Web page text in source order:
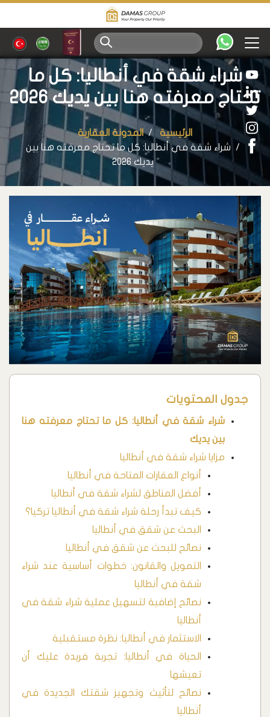
شراء شقة في أنطاليا: كل ما
تحتاج معرفته هنا بين يديك 2026
الرئيسية
المدونة العقارية
شراء شقة في أنطاليا: كل ما تحتاج معرفته هنا بين
يديك 2026
جدول المحتويات
شراء شقة في أنطاليا: كل ما تحتاج معرفته هنا
بين يديك
مزايا شراء شقة في أنطاليا
أنواع العقارات المتاحة في أنطاليا
أفضل المناطق لشراء شقة في أنطاليا
كيف تبدأ رحلة شراء شقة في أنطاليا تركيا؟
البحث عن شقق في أنطاليا
نصائح للبحث عن شقق في أنطاليا
التمويل والقانون: خطوات أساسية عند شراء
شقة في أنطاليا
نصائح إضافية لتسهيل عملية شراء شقة في
أنطاليا
الاستثمار في أنطاليا: نظرة مستقبلية
الحياة في أنطاليا: تجربة فريدة عليك أن
تعيشها
نصائح لتأثيث وتجهيز شقتك الجديدة في
أنطاليا